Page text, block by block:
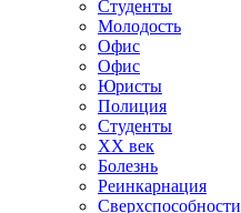
Студенты
Молодость
Офис
Офис
Юристы
Полиция
Студенты
ХХ век
Болезнь
Реинкарнация
Сверхспособности